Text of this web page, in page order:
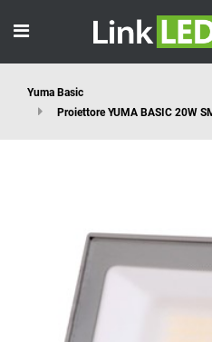
Yuma Basic
Proiettore YUMA BASIC 20W